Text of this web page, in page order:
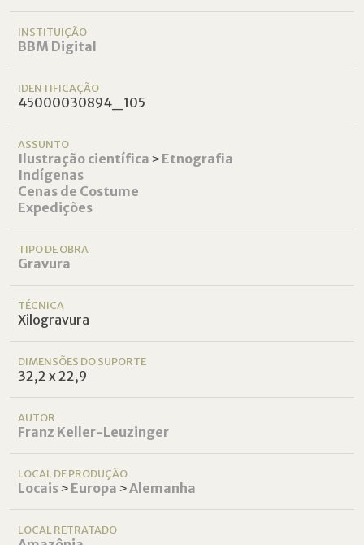
INSTITUIÇÃO
BBM Digital
IDENTIFICAÇÃO
45000030894_105
ASSUNTO
Ilustração científica ˃ Etnografia
Indígenas
Cenas de Costume
Expedições
TIPO DE OBRA
Gravura
TÉCNICA
Xilogravura
DIMENSÕES DO SUPORTE
32,2 x 22,9
AUTOR
Franz Keller-Leuzinger
LOCAL DE PRODUÇÃO
Locais˃ Europa ˃Alemanha
LOCAL RETRATADO